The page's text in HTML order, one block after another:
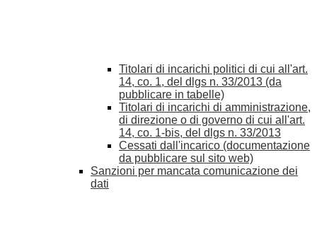
Titolari di incarichi politici di cui all'art.
14, co. 1, del dlgs n. 33/2013 (da
pubblicare in tabelle)
Titolari di incarichi di amministrazione,
di direzione o di governo di cui all'art.
14, co. 1-bis, del dlgs n. 33/2013
Cessati dall'incarico (documentazione
da pubblicare sul sito web)
Sanzioni per mancata comunicazione dei
dati